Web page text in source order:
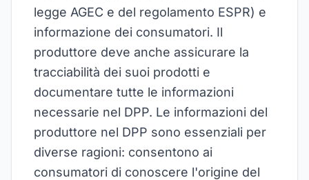
legge AGEC e del regolamento ESPR) e
informazione dei consumatori. Il
produttore deve anche assicurare la
tracciabilità dei suoi prodotti e
documentare tutte le informazioni
necessarie nel DPP. Le informazioni del
produttore nel DPP sono essenziali per
diverse ragioni: consentono ai
consumatori di conoscere l'origine del